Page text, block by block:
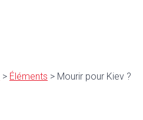
> Éléments > Mourir pour Kiev ?